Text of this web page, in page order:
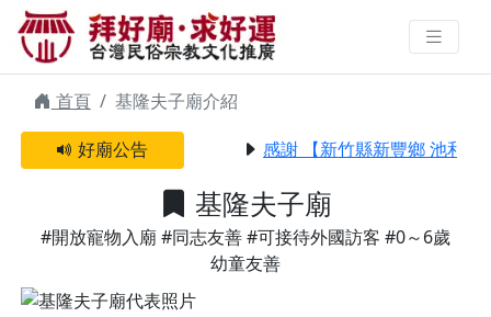
基隆夫子廟 | 拜好廟求好運 找到與
您有緣的信仰
首頁
基隆夫子廟介紹
好廟公告
感謝 【新竹縣新豐鄉 池和宮
基隆夫子廟
#開放寵物入廟 #同志友善#可接待外國訪客 #0～6歲
幼童友善